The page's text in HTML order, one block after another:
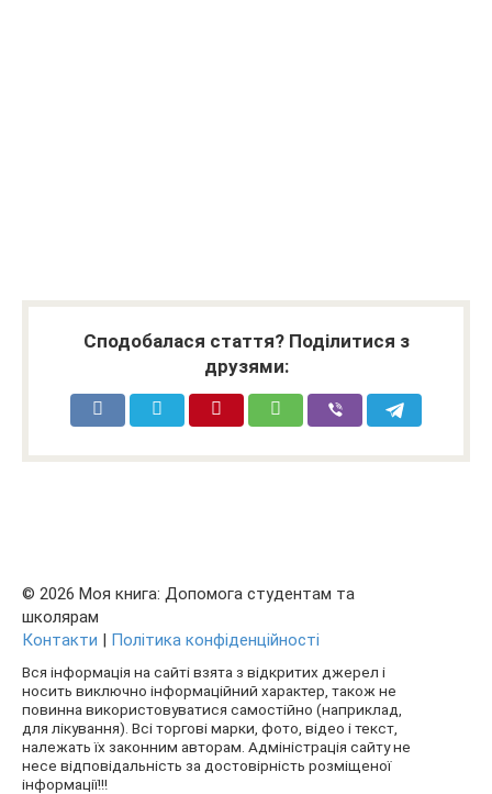
Сподобалася стаття? Поділитися з
друзями:
© 2026 Моя книга: Допомога студентам та
школярам
Контакти | Політика конфіденційності
Вся інформація на сайті взята з відкритих джерел і
носить виключно інформаційний характер, також не
повинна використовуватися самостійно (наприклад,
для лікування). Всі торгові марки, фото, відео і текст,
належать їх законним авторам. Адміністрація сайту не
несе відповідальність за достовірність розміщеної
інформації!!!